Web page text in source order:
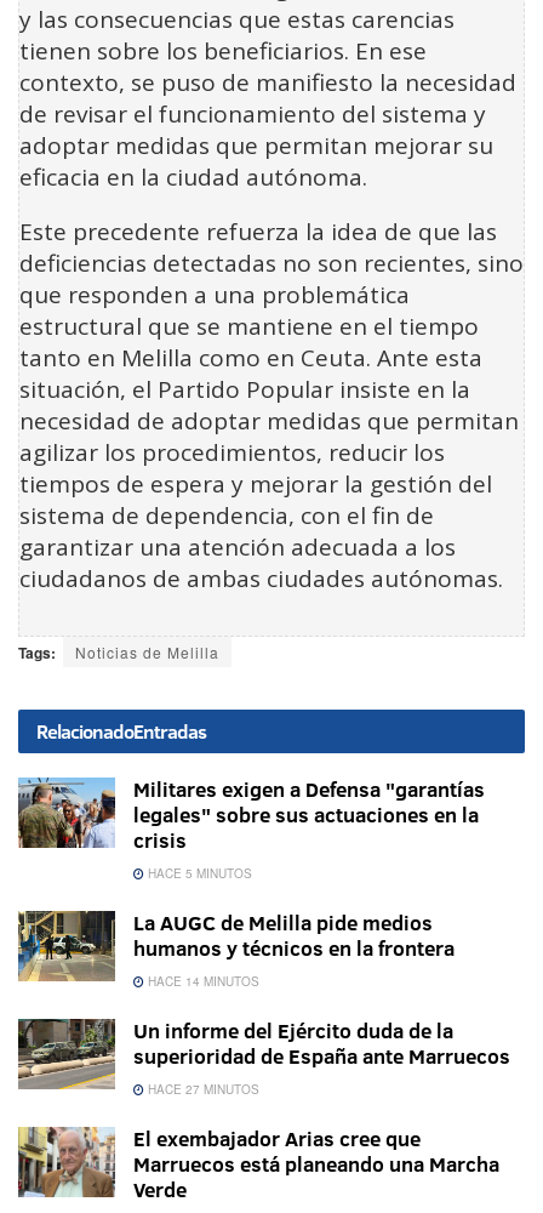
y las consecuencias que estas carencias
tienen sobre los beneficiarios. En ese
contexto, se puso de manifiesto la necesidad
de revisar el funcionamiento del sistema y
adoptar medidas que permitan mejorar su
eficacia en la ciudad autónoma.
Este precedente refuerza la idea de que las
deficiencias detectadas no son recientes, sino
que responden a una problemática
estructural que se mantiene en el tiempo
tanto en Melilla como en Ceuta. Ante esta
situación, el Partido Popular insiste en la
necesidad de adoptar medidas que permitan
agilizar los procedimientos, reducir los
tiempos de espera y mejorar la gestión del
sistema de dependencia, con el fin de
garantizar una atención adecuada a los
ciudadanos de ambas ciudades autónomas.
Tags: Noticias de Melilla
RelacionadoEntradas
Militares exigen a Defensa "garantías
legales" sobre sus actuaciones en la
crisis
HACE 5 MINUTOS
La AUGC de Melilla pide medios
humanos y técnicos en la frontera
HACE 14 MINUTOS
Un informe del Ejército duda de la
superioridad de España ante Marruecos
HACE 27 MINUTOS
El exembajador Arias cree que
Marruecos está planeando una Marcha
Verde